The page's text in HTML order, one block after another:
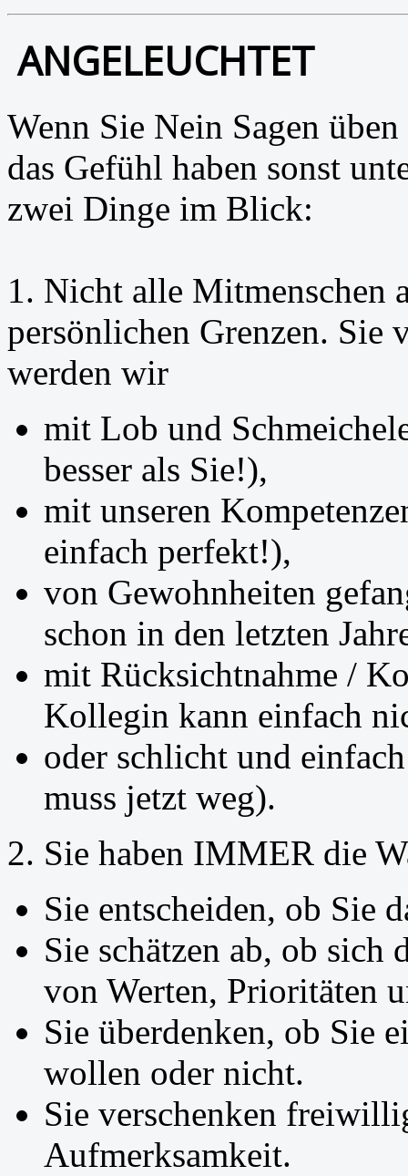
ANGELEUCHTET
Wenn Sie Nein Sagen
das Gefühl haben sonst
zwei Dinge im Blick:
1. Nicht alle Mitmenschen
persönlichen Grenzen. Sie
werden wir
mit Lob und
besser als Sie!),
mit unseren
einfach perfekt!),
von Gewohnheiten
schon in den letzten
mit Rücksichtnahme /
Kollegin kann einfach
oder schlicht und
muss jetzt weg).
2. Sie haben IMMER die
Sie entscheiden, ob Sie
Sie schätzen ab, ob sich
von Werten, Prioritäten
Sie überdenken, ob Sie
wollen oder nicht.
Sie verschenken
Aufmerksamkeit.